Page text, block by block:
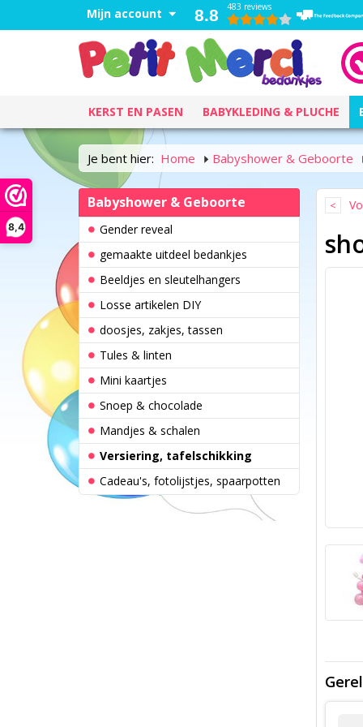
8,4
Mijn account 8.8 483 reviews
KERST EN PASEN BABYKLEDING & PLUCHE
Je bent hier: Home Babyshower & Geboorte
Babyshower & Geboorte
Gender reveal
gemaakte uitdeel bedankjes
Beeldjes en sleutelhangers
Losse artikelen DIY
doosjes, zakjes, tassen
Tules & linten
Mini kaartjes
Snoep & chocolade
Mandjes & schalen
Versiering, tafelschikking
Cadeau's, fotolijstjes, spaarpotten